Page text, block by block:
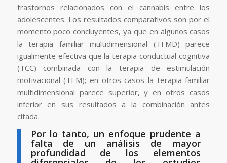
trastornos relacionados con el cannabis entre los
adolescentes. Los resultados comparativos son por el
momento poco concluyentes, ya que en algunos casos
la terapia familiar multidimensional (TFMD) parece
igualmente efectiva que la terapia conductual cognitiva
(TCC) combinada con la terapia de estimulación
motivacional (TEM); en otros casos la terapia familiar
multidimensional parece superior, y en otros casos
inferior en sus resultados a la combinación antes
citada.
Por lo tanto, un enfoque prudente a
falta de un análisis de mayor
profundidad de los elementos